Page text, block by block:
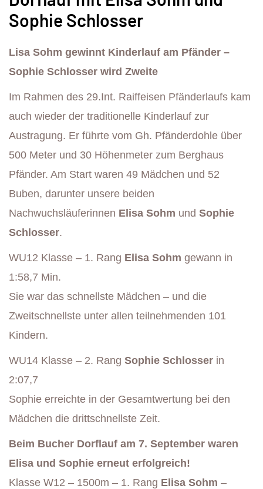
Sophie Schlosser
Lisa Sohm gewinnt Kinderlauf am Pfänder –
Sophie Schlosser wird Zweite
Im Rahmen des 29.Int. Raiffeisen Pfänderlaufs kam
auch wieder der traditionelle Kinderlauf zur
Austragung. Er führte vom Gh. Pfänderdohle über
500 Meter und 30 Höhenmeter zum Berghaus
Pfänder. Am Start waren 49 Mädchen und 52
Buben, darunter unsere beiden
Nachwuchsläuferinnen Elisa Sohm und Sophie
Schlosser.
WU12 Klasse – 1. Rang Elisa Sohm gewann in
1:58,7 Min.
Sie war das schnellste Mädchen – und die
Zweitschnellste unter allen teilnehmenden 101
Kindern.
WU14 Klasse – 2. Rang Sophie Schlosser in
2:07,7
Sophie erreichte in der Gesamtwertung bei den
Mädchen die drittschnellste Zeit.
Beim Bucher Dorflauf am 7. September waren
Elisa und Sophie erneut erfolgreich!
Klasse W12 – 1500m – 1. Rang Elisa Sohm –